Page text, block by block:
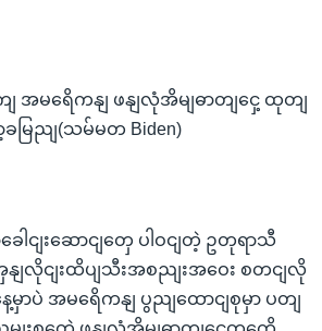
အမရေိကနျ ဖနျလုံအိမျဓာတျငှေ့ ထုတျ
မြညျ(သမ်မတ Biden)
ေါငျးဆောငျတှေ ပါဝငျတဲ့ ဥတုရာသီ
နျလိုငျးထိပျသီးအစညျးအဝေး စတငျလို
ာပဲ အမရေိကနျ ပွညျထောငျစုမှာ ပတျ